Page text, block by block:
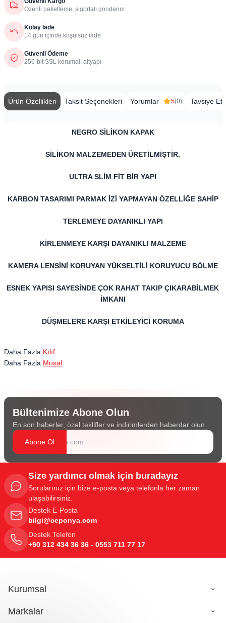
Özenli paketleme, sigortalı gönderim
Kolay İade
14 gün içinde koşulsuz iade
Güvenli Ödeme
256-bit SSL korumalı altyapı
Ürün Özellikleri Taksit Seçenekleri Yorumlar 5(0) Tavsiye Et
​NEGRO SİLİKON KAPAK
SİLİKON MALZEMEDEN ÜRETİLMİŞTİR.
ULTRA SLİM FİT BİR YAPI
KARBON TASARIMI PARMAK İZİ YAPMAYAN ÖZELLİĞE SAHİP
TERLEMEYE DAYANIKLI YAPI
KİRLENMEYE KARŞI DAYANIKLI MALZEME
KAMERA LENSİNİ KORUYAN YÜKSELTİLİ KORUYUCU BÖLME
ESNEK YAPISI SAYESİNDE ÇOK RAHAT TAKIP ÇIKARABİLMEK
İMKANI
DÜŞMELERE KARŞI ETKİLEYİCİ KORUMA
Daha Fazla Kılıf
Daha Fazla Musal
Bültenimize Abone Olun
En son haberler, özel teklifler ve indirimlerden haberdar olun.
Abone Ol
Size yardımcı olmak için buradayız
Sorularınız için bize e-posta veya telefonla her zaman
ulaşabilirsiniz.
Destek E-Posta
bilgi@ceponya.com
Destek Telefon
+90 312 434 36 36 - 0553 711 77 17
Kurumsal
Markalar